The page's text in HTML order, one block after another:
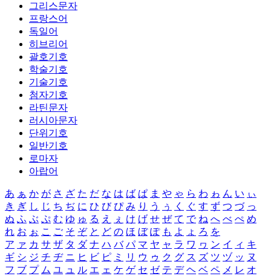
그리스문자
프랑스어
독일어
히브리어
괄호기호
학술기호
기술기호
첨자기호
라틴문자
러시아문자
단위기호
일반기호
로마자
아랍어
あ ぁ か が さ ざ た だ な は ば ぱ ま や ゃ ら わ ゎ ん い ぃ
き ぎ し じ ち ぢ に ひ び ぴ み り う ぅ く ぐ す ず つ づ っ
ぬ ふ ぶ ぷ む ゆ ゅ る え ぇ け げ せ ぜ て で ね へ べ ぺ め
れ お ぉ こ ご そ ぞ と ど の ほ ぼ ぽ も よ ょ ろ を
ア ァ カ サ ザ タ ダ ナ ハ バ パ マ ヤ ャ ラ ワ ヮ ン イ ィ キ
ギ シ ジ チ ヂ ニ ヒ ビ ピ ミ リ ウ ゥ ク グ ス ズ ツ ヅ ッ ヌ
フ ブ プ ム ユ ュ ル エ ェ ケ ゲ セ ゼ テ デ ヘ ベ ペ メ レ オ